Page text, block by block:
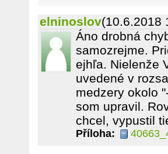
elninoslov(10.6.2018
Áno drobná
samozrejme.
ejhľa. Nielenže
uvedené v
medzery okolo
som upravil.
chcel, vypustil
Příloha: